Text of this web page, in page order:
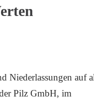
Niederlassungen auf
Pilz GmbH, im